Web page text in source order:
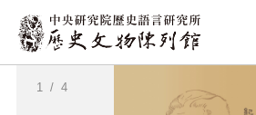
:::
:::
1/ 4